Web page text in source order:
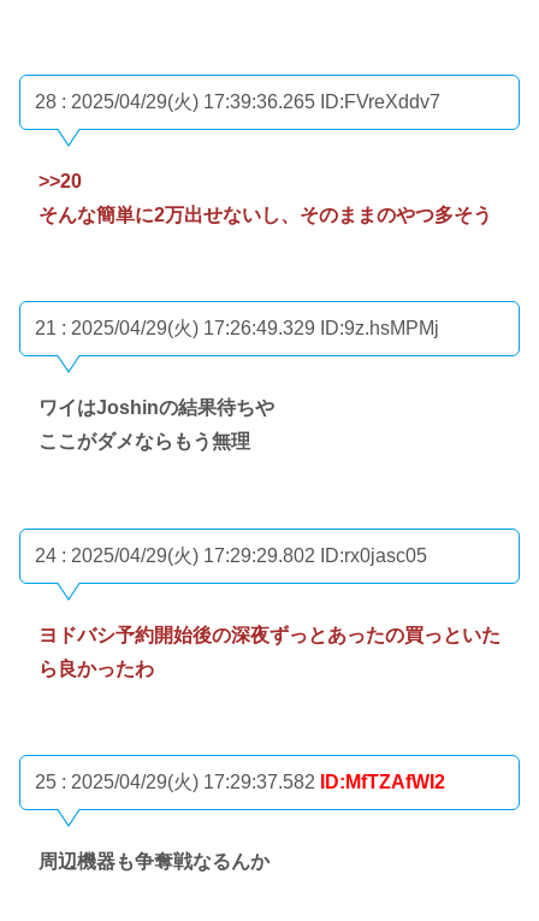
28 : 2025/04/29(火) 17:39:36.265 ID:FVreXddv7
>>20
そんな簡単に2万出せないし、そのままのやつ多そう
21 : 2025/04/29(火) 17:26:49.329 ID:9z.hsMPMj
ワイはJoshinの結果待ちや
ここがダメならもう無理
24 : 2025/04/29(火) 17:29:29.802 ID:rx0jasc05
ヨドバシ予約開始後の深夜ずっとあったの買っといた
ら良かったわ
25 : 2025/04/29(火) 17:29:37.582 ID:MfTZAfWI2
周辺機器も争奪戦なるんか